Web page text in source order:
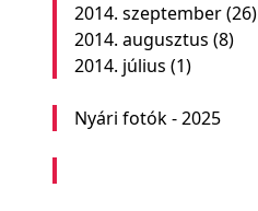
2014. szeptember(26)
2014. augusztus (8)
2014. július (1)
Nyári fotók - 2025